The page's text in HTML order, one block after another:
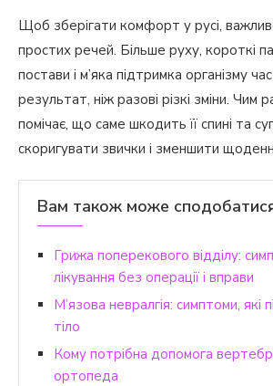
Щоб зберігати комфорт у русі,
простих речей. Більше руху, короткі
постави і м’яка підтримка організму
результат, ніж разові різкі зміни. Чим
помічає, що саме шкодить її спині та
скоригувати звички і зменшити
Вам також може
Грижа поперекового відділу:
лікування без операції і вправи
М’язова невралгія: симптоми, які
тіло
Кому потрібна допомога
ортопеда